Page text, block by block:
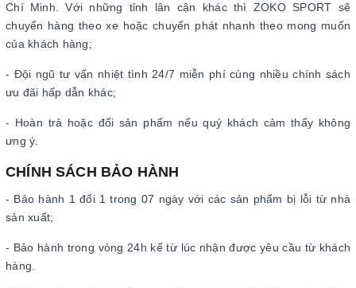
Chí Minh. Với những tỉnh lân cận khác thì ZOKO SPORT sẽ
chuyển hàng theo xe hoặc chuyển phát nhanh theo mong muốn
của khách hàng;
- Đội ngũ tư vấn nhiệt tình 24/7 miễn phí cùng nhiều chính sách
ưu đãi hấp dẫn khác;
- Hoàn trả hoặc đổi sản phẩm nếu quý khách cảm thấy không
ưng ý.
CHÍNH SÁCH BẢO HÀNH
- Bảo hành 1 đổi 1 trong 07 ngày với các sản phẩm bị lỗi từ nhà
sản xuất;
- Bảo hành trong vòng 24h kể từ lúc nhận được yêu cầu từ khách
hàng.